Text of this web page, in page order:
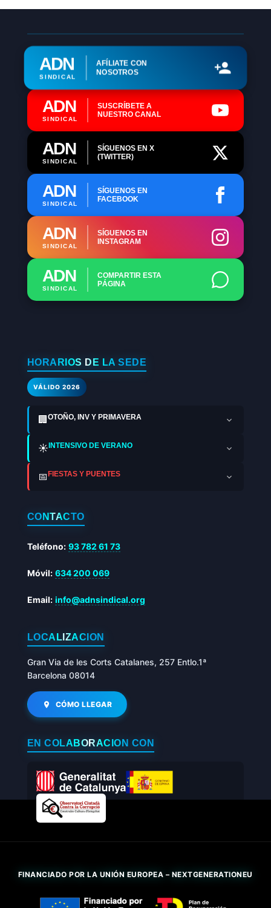
ADN
SINDICAL
AFÍLIATE CON
NOSOTROS
ADN
SINDICAL
SUSCRÍBETE A
NUESTRO CANAL
ADN
SINDICAL
SÍGUENOS EN X
(TWITTER)
ADN
SINDICAL
SÍGUENOS EN
FACEBOOK
ADN
SINDICAL
SÍGUENOS EN
INSTAGRAM
ADN
SINDICAL
COMPARTIR ESTA
PÁGINA
HORARIOS DE LA SEDE
VÁLIDO 2026
🏢 OTOÑO, INV Y PRIMAVERA
☀️INTENSIVO DE VERANO
📅FIESTAS Y PUENTES
CONTACTO
Teléfono: 93 782 61 73
Móvil: 634 200 069
Email: info@adnsindical.org
LOCALIZACIÓN
Gran Via de les Corts Catalanes, 257 Entlo.1ª
Barcelona 08014
CÓMO LLEGAR
EN COLABORACIÓN CON
FINANCIADO POR LA UNIÓN EUROPEA – NEXTGENERATIONEU